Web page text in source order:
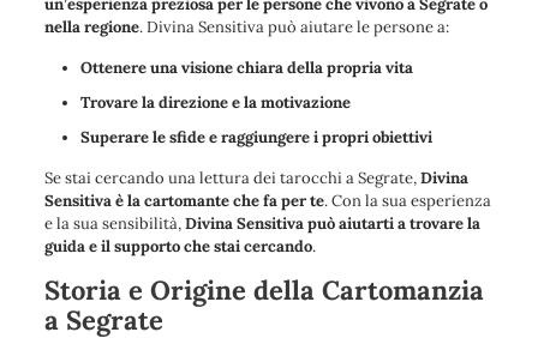
nella regione. Divina Sensitiva può aiutare le persone a:
Ottenere una visione chiara della propria vita
Trovare la direzione e la motivazione
Superare le sfide e raggiungere i propri obiettivi
Se stai cercando una lettura dei tarocchi a Segrate,Divina
Sensitiva è la cartomante che fa per te. Con la sua esperienza
e la sua sensibilità,Divina Sensitiva può aiutarti a trovare la
guida e il supporto che stai cercando.
Storia e Origine della Cartomanzia
a Segrate